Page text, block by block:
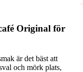
Original för
är det bäst att
och mörk plats,